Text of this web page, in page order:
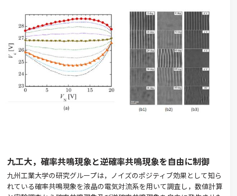
九工大，確率共鳴現象と逆確率共鳴現象を自由に制御
九州工業大学の研究グループは，ノイズのポジティブ効果として知ら
れている確率共鳴現象を液晶の電気対流系を用いて調査し，数値計算